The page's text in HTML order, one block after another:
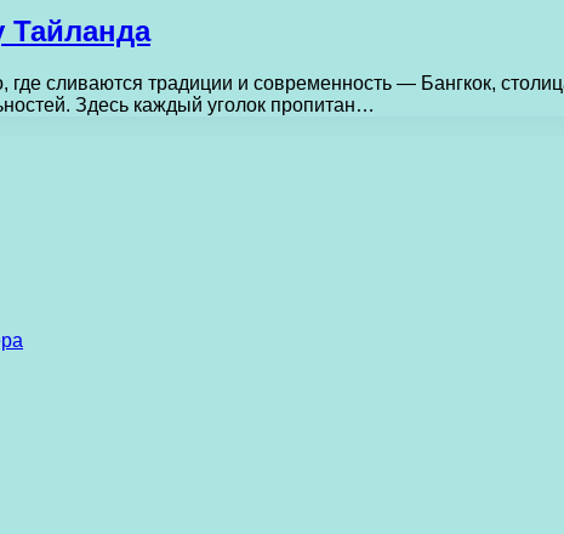
Тайланда
где сливаются традиции и современность — Бангкок,
Здесь каждый уголок пропитан…